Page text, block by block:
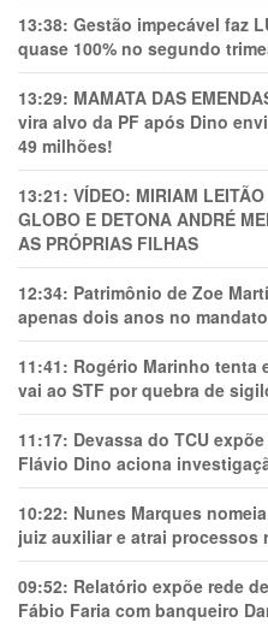
13:38: Gestão impecável faz
quase 100% no segundo
13:29: MAMATA DAS
vira alvo da PF após Dino
49 milhões!
13:21: VÍDEO: MIRIAM
GLOBO E DETONA ANDRÉ
AS PRÓPRIAS FILHAS
12:34: Patrimônio de Zoe
apenas dois anos no mandato
11:41: Rogério Marinho tenta
vai ao STF por quebra de
11:17: Devassa do TCU
Flávio Dino aciona
10:22: Nunes Marques
juiz auxiliar e atrai
09:52: Relatório expõe rede
Fábio Faria com banqueiro